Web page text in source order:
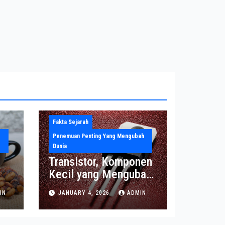
Fakta Sejarah
Penemuan Penting Yang Mengubah
Dunia
Transistor, Komponen
Kecil yang Mengubah
Dunia Elektronika
Modern
JANUARY 4, 2026 ADMIN